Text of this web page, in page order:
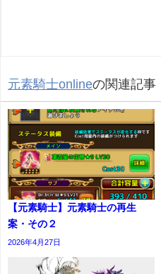
元素騎士onlineの関連記事
【元素騎士】元素騎士の再生
案・その２
2026年4月27日